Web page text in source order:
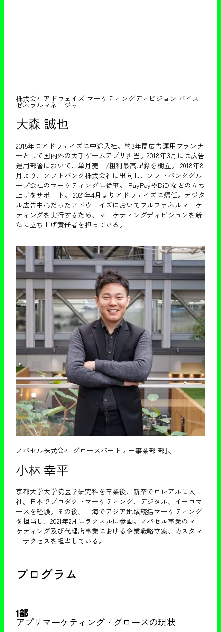
株式会社アドウェイズ マーケティングディビジョン バイス
ゼネラルマネージャ
大森 誠也
2015年にアドウェイズに中途入社。約3年間広告運用プランナ
ーとして国内外の大手ゲームアプリ担当。2018年3月には広告
運用部署において、単月売上/粗利最高記録を樹立。 2018年8
月より、ソフトバンク株式会社に出向し、ソフトバンクグル
ープ会社のマーケティングに従事。 PayPayやDiDiなどの立ち
上げをサポート。 2021年4月よりアドウェイズに帰任。デジタ
ル広告中心だったアドウェイズにおいてフルファネルマーケ
ティングを実行するため、マーケティングディビジョンを新
たに立ち上げ責任者を担っている。
ノバセル株式会社 グロースパートナー事業部 部長
小林 幸平
京都大学大学院医学研究科を卒業後、新卒でロレアルに入
社。日本でプロダクトマーケティング、デジタル、イーコマ
ースを経験。その後、上海でアジア地域統括マーケティング
を担当し、2021年2月にラクスルに参画。ノバセル事業のマー
ケティング及び代理店事業における企業戦略立案、カスタマ
ーサクセスを担当している。
プログラム
1部
アプリマーケティング・グロースの現状